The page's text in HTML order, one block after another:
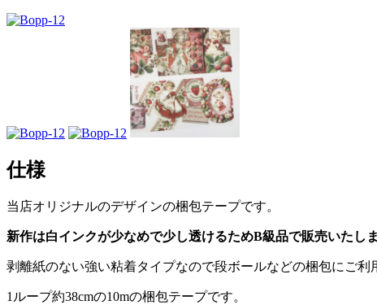
仕様
当店オリジナルのデザインの梱包テープです。
新作は白インクが少なめで少し透けるためB級品で販売いたしま
剥離紙のない強い粘着タイプなので段ボールなどの梱包にご利
1ループ約38cmの10mの梱包テープです。